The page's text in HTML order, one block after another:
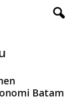
Batam